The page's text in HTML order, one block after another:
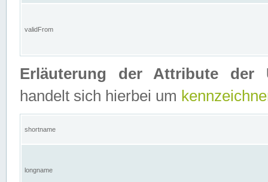
validFrom
Erläuterung der Attribute der
handelt sich hierbei um
shortname
longname